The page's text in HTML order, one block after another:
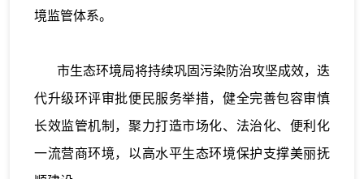
境监管体系。
市生态环境局将持续巩固污染防治攻坚成效，迭
代升级环评审批便民服务举措，健全完善包容审慎
长效监管机制，聚力打造市场化、法治化、便利化
一流营商环境，以高水平生态环境保护支撑美丽抚